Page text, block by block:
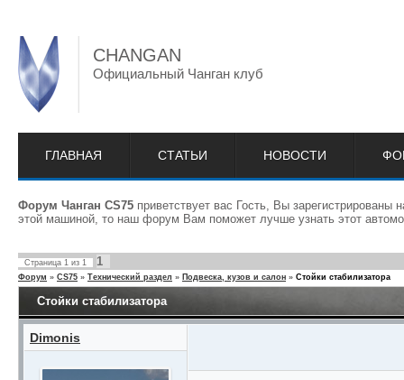
CHANGAN
Официальный Чанган клуб
ГЛАВНАЯ СТАТЬИ НОВОСТИ
Форум Чанган CS75 приветствует вас Гость, Вы
этой машиной, то наш форум Вам поможет лучше узнать этот
Страница 1 из 1 1
Форум » CS75 » Технический раздел » Подвеска, кузов и салон » Стойки стабилизатора
Стойки стабилизатора
Dimonis